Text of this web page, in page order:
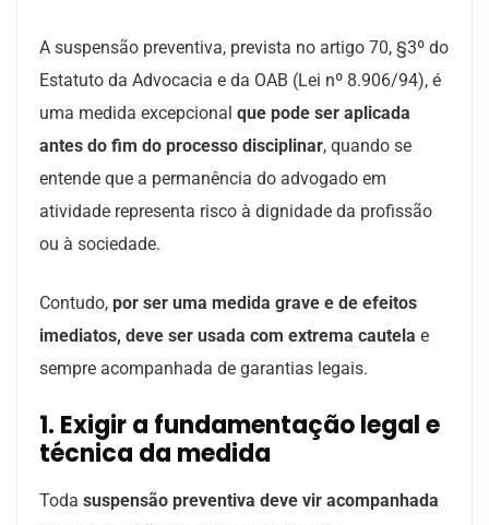
A suspensão preventiva, prevista no artigo 70, §3º do
Estatuto da Advocacia e da OAB (Lei nº 8.906/94), é
uma medida excepcional que pode ser aplicada
antes do fim do processo disciplinar, quando se
entende que a permanência do advogado em
atividade representa risco à dignidade da profissão
ou à sociedade.
Contudo, por ser uma medida grave e de efeitos
imediatos, deve ser usada com extrema cautela e
sempre acompanhada de garantias legais.
1. Exigir a fundamentação legal e
técnica da medida
Toda suspensão preventiva deve vir acompanhada